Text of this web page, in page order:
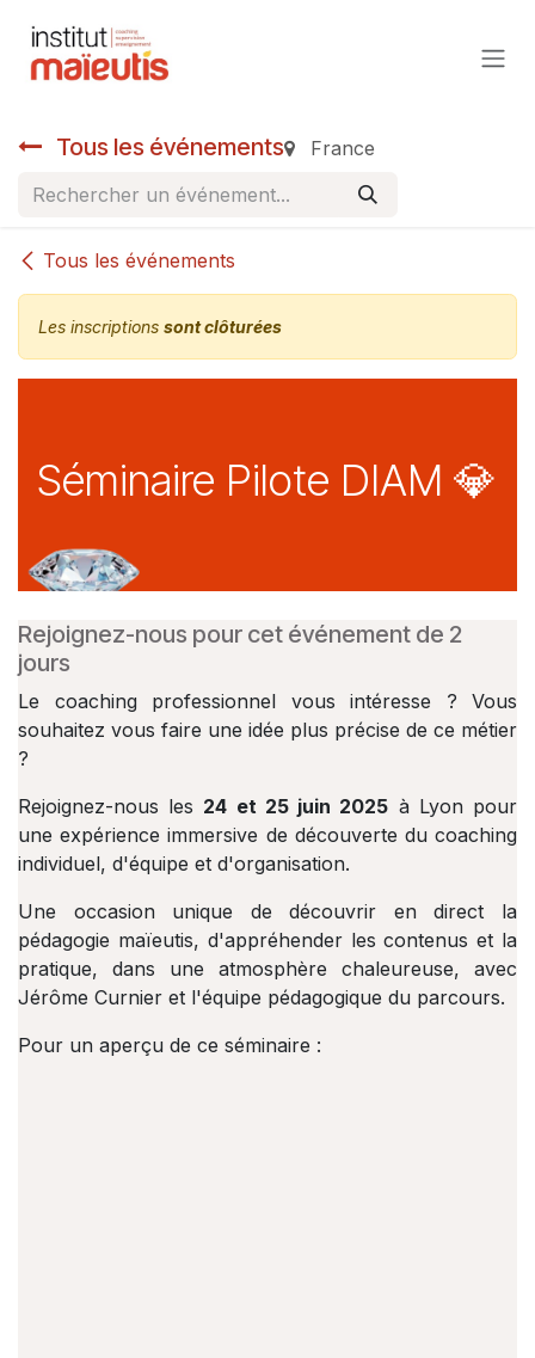
Tous les événements France
Tous les événements
Les inscriptions sont clôturées
Séminaire Pilote DIAM 💎
Rejoignez-nous pour cet événement de 2
jours
Le coaching professionnel vous intéresse ? Vous
souhaitez vous faire une idée plus précise de ce métier
?
Rejoignez-nous les 24 et 25 juin 2025 à Lyon pour
une expérience immersive de découverte du coaching
individuel, d'équipe et d'organisation.
Une occasion unique de découvrir en direct la
pédagogie maïeutis, d'appréhender les contenus et la
pratique, dans une atmosphère chaleureuse, avec
Jérôme Curnier et l'équipe pédagogique du parcours.
Pour un aperçu de ce séminaire :